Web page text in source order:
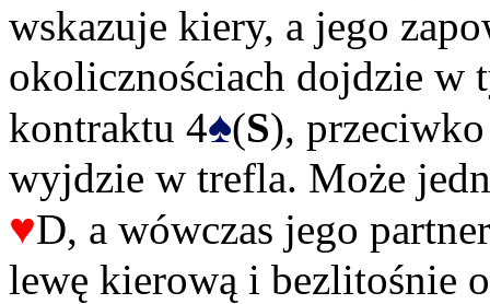
wskazuje kiery, a jego
okolicznościach dojdzie w
kontraktu 4♠(S),
wyjdzie w trefla. Może
♥D, a wówczas jego
lewę kierową i bezlitośnie